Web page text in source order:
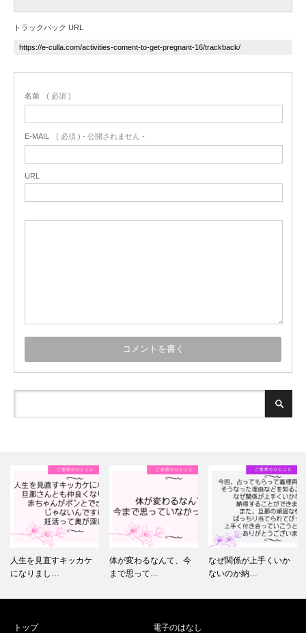
トラックバック URL
名前 ( 必須 )
E-MAIL ( 必須 ) - 公開されません -
URL
人生を見直すキッカケ
になりまし…
体が変わるなんて、今
まで思って…
なぜ関係が上手くいか
ないのか納…
トップ
電子のはなし